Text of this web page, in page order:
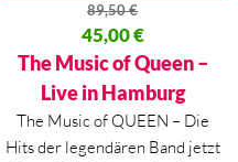
89,50€
Ursprünglicher Preis war:
45,00€
Aktueller Preis ist: 45,00 €.
The Music of Queen –
Live in Hamburg
The Music of QUEEN – Die
Hits der legendären Band jetzt